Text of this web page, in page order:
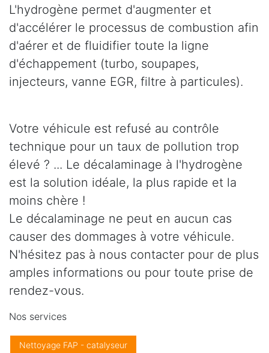
L'hydrogène permet d'augmenter et
d'accélérer le processus de combustion afin
d'aérer et de fluidifier toute la ligne
d'échappement (turbo, soupapes,
injecteurs, vanne EGR, filtre à particules).
Votre véhicule est refusé au contrôle
technique pour un taux de pollution trop
élevé ? ... Le décalaminage à l'hydrogène
est la solution idéale, la plus rapide et la
moins chère !
Le décalaminage ne peut en aucun cas
causer des dommages à votre véhicule.
N'hésitez pas à nous contacter pour de plus
amples informations ou pour toute prise de
rendez-vous.
Nos services
Nettoyage FAP - catalyseur